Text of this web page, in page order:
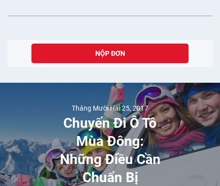
NỘP ĐƠN
Tháng Mười Hai 25, 2017
Chuyến Đi Ô Tô
Mùa Đông:
Những Điều Cần
Chuẩn Bị